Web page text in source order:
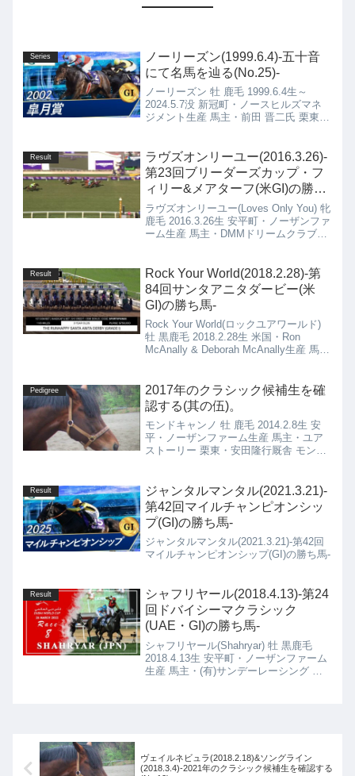
Series
ノーリーズン(1999.6.4)-五十音
にて名馬を辿る(No.25)-
ノーリーズン 牡 鹿毛 1999.6.4生～
2024.5.7没 新冠町・ノースヒルズマネ
ジメント生産 馬主・前田 晋二氏 栗東・
Result
ラヴズオンリーユー(2016.3.26)-
第23回ブリーダーズカップ・フ
ィリー&メアターフ(米GI)の勝ち
馬
ラヴズオンリーユー(Loves Only You) 牝
鹿毛 2016.3.26生 安平町・ノーザンファ
ーム生産 馬主・DMMドリームクラブ
Result
Rock Your World(2018.2.28)-第
84回サンタアニタダービー(米
GI)の勝ち馬-
Rock Your World(ロックユアワールド)
牡 黒鹿毛 2018.2.28生 米国・Ron
McAnally & Deborah McAnally生産 馬
Pedigree
2017年のクラシック候補生を確
認する(其の伍)。
モンドキャンノ 牡 鹿毛 2014.2.8生 安
平・ノーザンファーム生産 馬主・ユア
ストーリー 栗東・安田隆行厩舎 モンド
活性値：0.375 フ...
Result
ジャンタルマンタル(2021.3.21)-
第42回マイルチャンピオンシッ
プ(GI)の勝ち馬-
ジャンタルマンタル(2021.3.21)-第42回
マイルチャンピオンシップ(GI)の勝ち馬-
Result
シャフリヤール(2018.4.13)-第24
回ドバイシーマクラシック
(UAE・GI)の勝ち馬-
シャフリヤール(Shahryar) 牡 黒鹿毛
2018.4.13生 安平町・ノーザンファーム
生産 馬主・(有)サンデーレーシング 栗
ヴェイルネビュラ(2018.2.18)&ソングライン
(2018.3.4)-2021年のクラシック候補生を確認する